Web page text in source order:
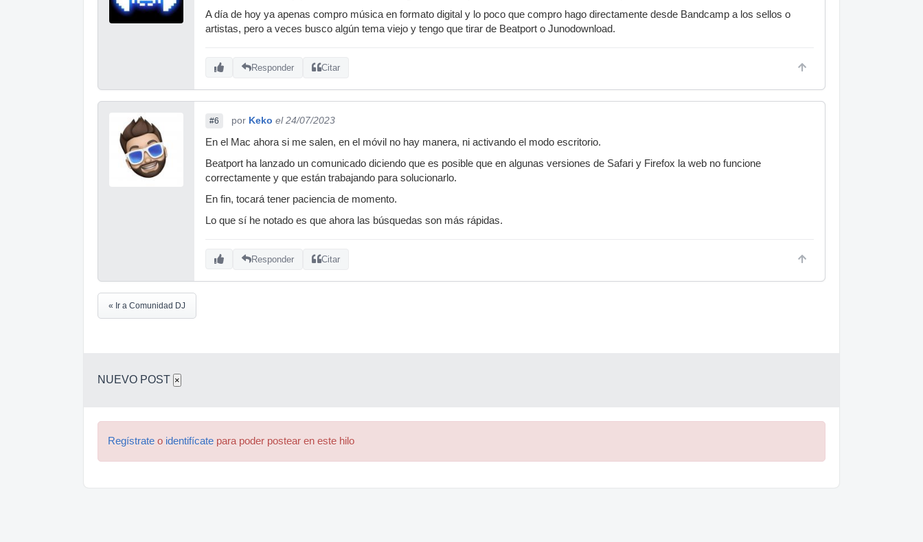
A día de hoy ya apenas compro música en formato digital y lo poco que compro hago directamente desde Bandcamp a los sellos o
artistas, pero a veces busco algún tema viejo y tengo que tirar de Beatport o Junodownload.
Responder Citar
#6 por Keko el 24/07/2023
En el Mac ahora si me salen, en el móvil no hay manera, ni activando el modo escritorio.
Beatport ha lanzado un comunicado diciendo que es posible que en algunas versiones de Safari y Firefox la web no funcione
correctamente y que están trabajando para solucionarlo.
En fin, tocará tener paciencia de momento.
Lo que sí he notado es que ahora las búsquedas son más rápidas.
Responder Citar
« Ir a Comunidad DJ
NUEVO POST ×
Regístrate o identifícate para poder postear en este hilo